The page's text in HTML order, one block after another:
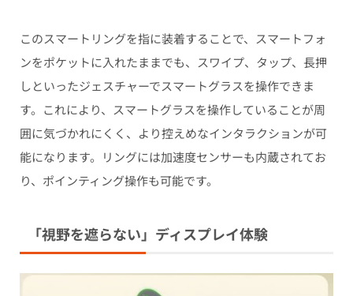
このスマートリングを指に装着することで、スマートフォ
ンをポケットに入れたままでも、スワイプ、タップ、長押
しといったジェスチャーでスマートグラスを操作できま
す。これにより、スマートグラスを操作していることが周
囲に気づかれにくく、より控えめなインタラクションが可
能になります。リングには加速度センサーも内蔵されてお
り、ポインティング操作も可能です。
「視野を遮らない」ディスプレイ体験